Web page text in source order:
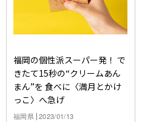
福岡の個性派スーパー発！ で
きたて15秒の“クリームあん
まん”を 食べに〈満月とかけ
っこ〉へ急げ
福岡県 2023/01/13